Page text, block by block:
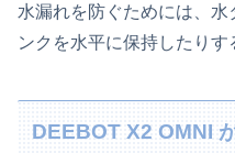
水漏れを防ぐためには、
ンクを水平に保持したりす
DEEBOT X2 OMNI